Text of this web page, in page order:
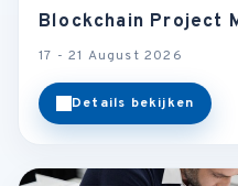
Blockchain Project
17 - 21 August 2026
Details bekijken